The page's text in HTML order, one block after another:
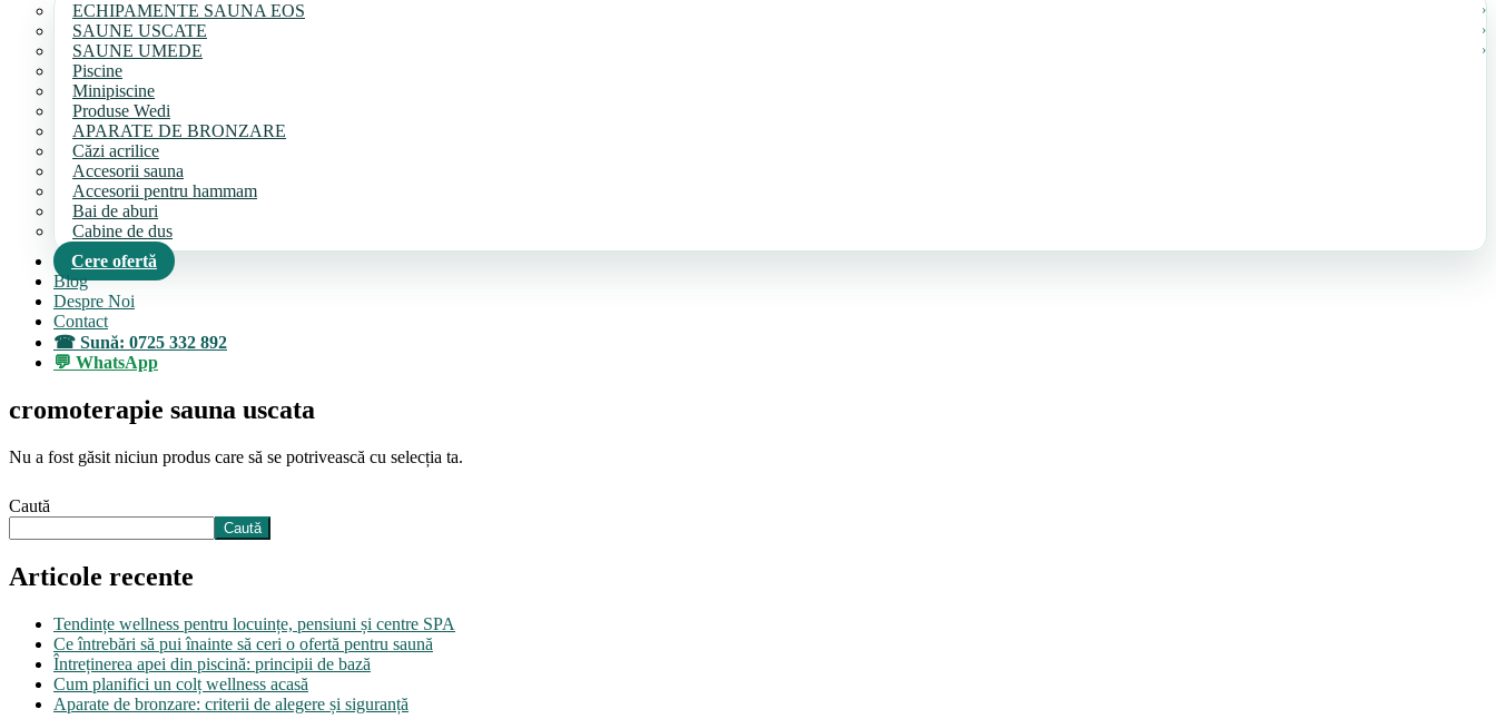
ECHIPAMENTE SAUNA EOS
SAUNE USCATE
SAUNE UMEDE
Piscine
Minipiscine
Produse Wedi
APARATE DE BRONZARE
Căzi acrilice
Accesorii sauna
Accesorii pentru hammam
Bai de aburi
Cabine de dus
Cere ofertă
Blog
Despre Noi
Contact
Sună: 0725 332 892
WhatsApp
cromoterapie sauna uscata
Nu a fost găsit niciun produs care să se potrivească cu selecția ta.
Caută
Caută
Articole recente
Tendințe wellness pentru locuințe, pensiuni și centre SPA
Ce întrebări să pui înainte să ceri o ofertă pentru saună
Întreținerea apei din piscină: principii de bază
Cum planifici un colț wellness acasă
Aparate de bronzare: criterii de alegere și siguranță